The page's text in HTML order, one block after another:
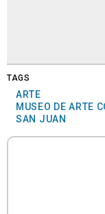
TAGS
ARTE
MUSEO DE ARTE
SAN JUAN